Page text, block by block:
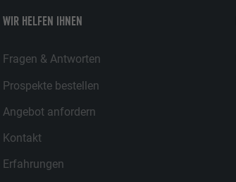
WIR HELFEN IHNEN
Fragen & Antworten
Prospekte bestellen
Angebot anfordern
Kontakt
Erfahrungen